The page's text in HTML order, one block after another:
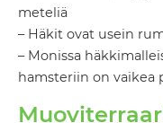
meteliä
– Häkit ovat usein
– Monissa
hamsteriin on vaikea